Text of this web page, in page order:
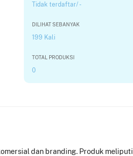
Tidak terdaftar/ -
DILIHAT SEBANYAK
199 Kali
TOTAL PRODUKSI
0
dan branding. Produk meliputi